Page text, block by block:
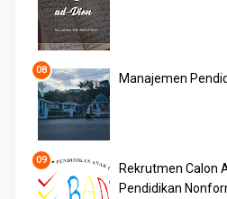
Manajemen
Rekrutmen Calon
Pendidikan